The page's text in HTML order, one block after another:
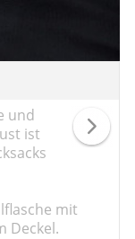
und
ist
mit
Deckel.